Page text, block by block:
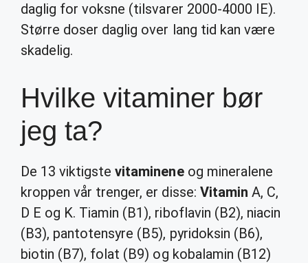
daglig for voksne (tilsvarer 2000-4000 IE).
Større doser daglig over lang tid kan være
skadelig.
Hvilke vitaminer bør
jeg ta?
De 13 viktigstevitamineneog mineralene
kroppen vår trenger, er disse: Vitamin A, C,
D E og K. Tiamin (B1), riboflavin (B2), niacin
(B3), pantotensyre (B5), pyridoksin (B6),
biotin (B7), folat (B9) og kobalamin (B12)